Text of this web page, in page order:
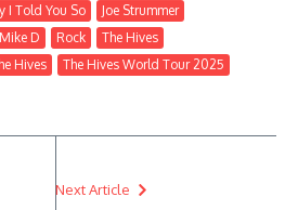
I Told You So
Joe Strummer
Mike D Rock
The Hives
Hives
The Hives World Tour 2025
Next Article